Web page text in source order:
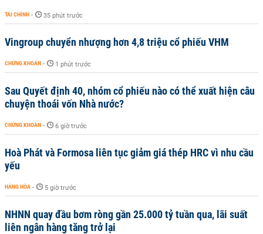
TÀI CHÍNH - 35 phút trước
Vingroup chuyển nhượng hơn 4,8 triệu cổ phiếu VHM
CHỨNG KHOÁN - 1 phút trước
Sau Quyết định 40, nhóm cổ phiếu nào có thể xuất hiện câu
chuyện thoái vốn Nhà nước?
CHỨNG KHOÁN - 6 giờ trước
Hoà Phát và Formosa liên tục giảm giá thép HRC vì nhu cầu
yếu
HÀNG HÓA - 5 giờ trước
NHNN quay đầu bơm ròng gần 25.000 tỷ tuần qua, lãi suất
liên ngân hàng tăng trở lại